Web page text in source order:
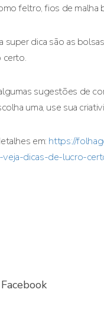
feltro, fios de malha
super dica são as
certo.
sugestões de
uma, use sua
em: https://
dicas-de-lucro-